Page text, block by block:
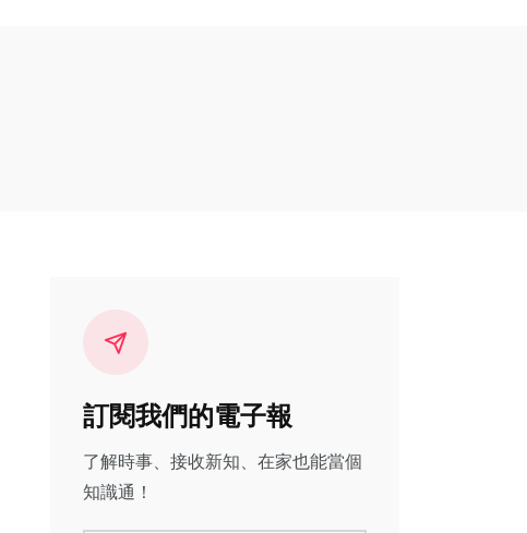
訂閱我們的電子報
了解時事、接收新知、在家也能當個
知識通！